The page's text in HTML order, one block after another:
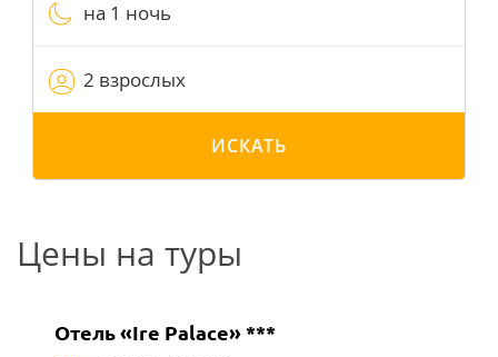
на 1 ночь
2 взрослых
ИСКАТЬ
Цены на туры
Отель «Ire Palace» ***